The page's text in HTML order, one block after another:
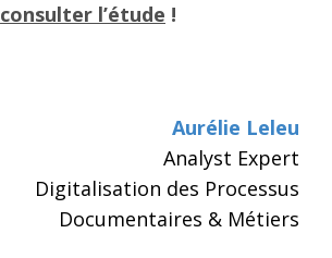
consulter l’étude !
Aurélie Leleu
Analyst Expert
Digitalisation des Processus
Documentaires & Métiers